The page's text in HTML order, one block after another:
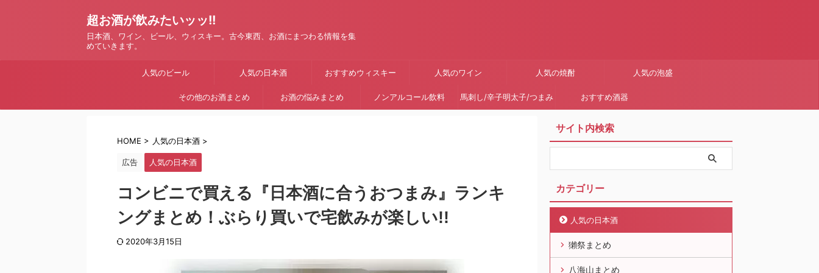
超お酒が飲みたいッッ!!
日本酒、ワイン、ビール、ウィスキー。古今東西、お酒にまつわる情報を集
めていきます。
人気のビール 人気の日本酒 おすすめウィスキー 人気のワイン 人気の焼酎 人気の泡盛
その他のお酒まとめ お酒の悩みまとめ ノンアルコール飲料 馬刺し/辛子明太子/つまみ おすすめ酒器
HOME > 人気の日本酒 >
広告 人気の日本酒
コンビニで買える『日本酒に合うおつまみ』ランキ
ングまとめ！ぶらり買いで宅飲みが楽しい!!
2020年3月15日
サイト内検索
カテゴリー
人気の日本酒
獺祭まとめ
八海山まとめ